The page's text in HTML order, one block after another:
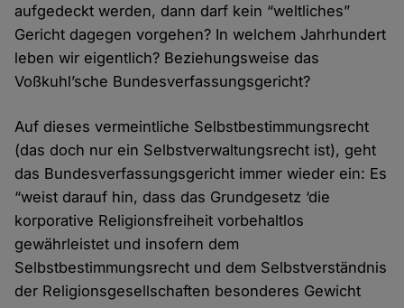
aufgedeckt werden, dann darf kein “weltliches”
Gericht dagegen vorgehen? In welchem Jahrhundert
leben wir eigentlich? Beziehungsweise das
Voßkuhl’sche Bundesverfassungsgericht?
Auf dieses vermeintliche Selbstbestimmungsrecht
(das doch nur ein Selbstverwaltungsrecht ist), geht
das Bundesverfassungsgericht immer wieder ein: Es
“weist darauf hin, dass das Grundgesetz ‘die
korporative Religionsfreiheit vorbehaltlos
gewährleistet und insofern dem
Selbstbestimmungsrecht und dem Selbstverständnis
der Religionsgesellschaften besonderes Gewicht